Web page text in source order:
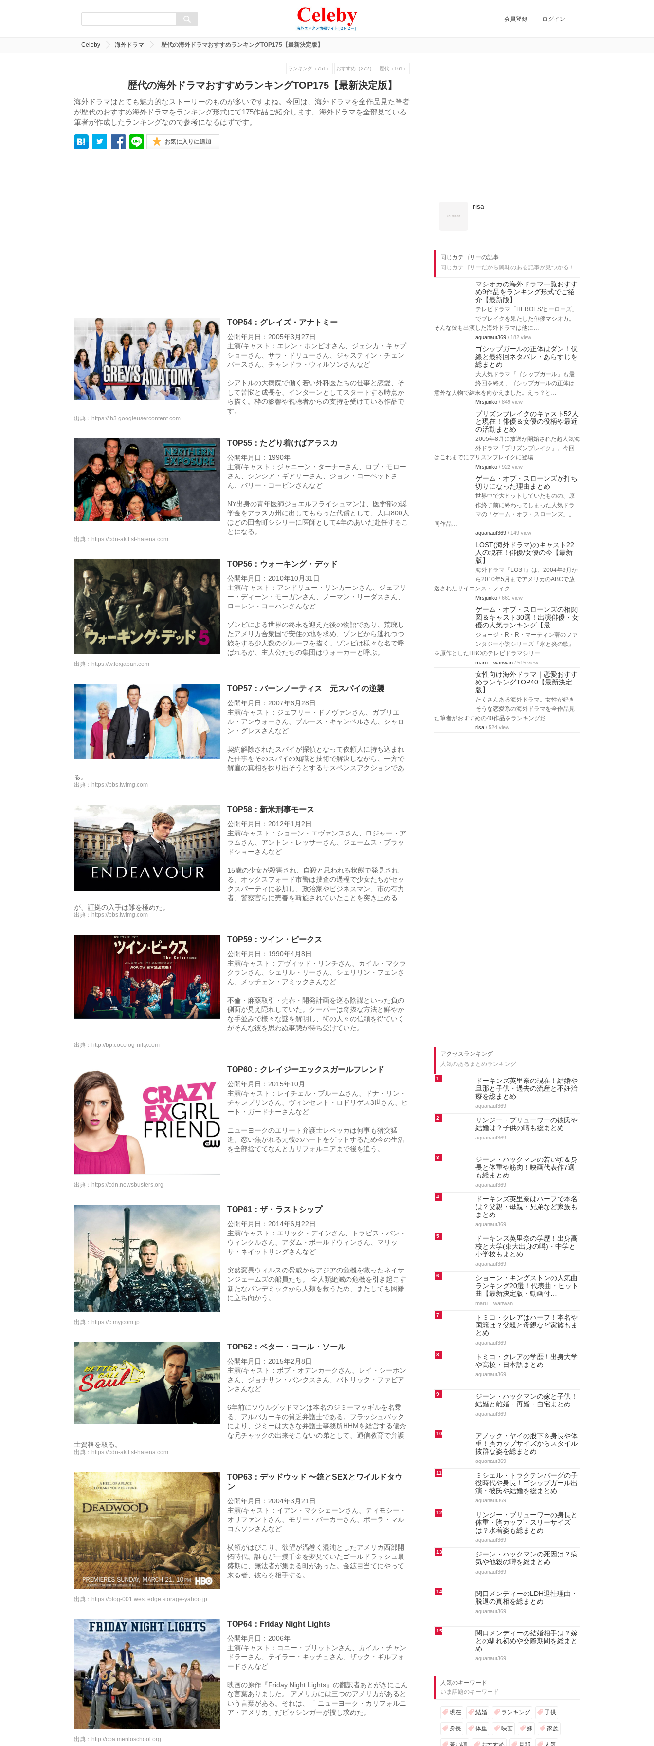
会員登録 ログイン
Celeby 海外ドラマ 歴代の海外ドラマおすすめランキングTOP175【最新決定版】
ランキング（751） おすすめ（272） 歴代（161）
歴代の海外ドラマおすすめランキングTOP175【最新決定版】
海外ドラマはとても魅力的なストーリーのものが多いですよね。今回は、海外ドラマを全作品見た筆者
が歴代のおすすめ海外ドラマをランキング形式にて175作品ご紹介します。海外ドラマを全部見ている
筆者が作成したランキングなので参考になるはずです。
お気に入りに追加
TOP54：グレイズ・アナトミー
公開年月日：2005年3月27日
主演/キャスト：エレン・ポンピオさん、ジェシカ・キャプ
ショーさん、サラ・ドリューさん、ジャスティン・チェン
バースさん、チャンドラ・ウィルソンさんなど
シアトルの大病院で働く若い外科医たちの仕事と恋愛、そ
して苦悩と成長を、インターンとしてスタートする時点か
ら描く。枠の影響や視聴者からの支持を受けている作品で
す。
出典： https://lh3.googleusercontent.com
TOP55：たどり着けばアラスカ
公開年月日：1990年
主演/キャスト：ジャニーン・ターナーさん、ロブ・モロー
さん、シンシア・ギアリーさん、ジョン・コーベットさ
ん、バリー・コービンさんなど
NY出身の青年医師ジョエルフライシュマンは、医学部の奨
学金をアラスカ州に出してもらった代償として、人口800人
ほどの田舎町シシリーに医師として4年のあいだ赴任するこ
とになる。
出典： https://cdn-ak.f.st-hatena.com
TOP56：ウォーキング・デッド
公開年月日：2010年10月31日
主演/キャスト：アンドリュー・リンカーンさん、ジェフリ
ー・ディーン・モーガンさん、ノーマン・リーダスさん、
ローレン・コーハンさんなど
ゾンビによる世界の終末を迎えた後の物語であり、荒廃し
たアメリカ合衆国で安住の地を求め、ゾンビから逃れつつ
旅をする少人数のグループを描く。ゾンビは様々な名で呼
ばれるが、主人公たちの集団はウォーカーと呼ぶ。
出典： https://tv.foxjapan.com
TOP57：バーンノーティス 元スパイの逆襲
公開年月日：2007年6月28日
主演/キャスト：ジェフリー・ドノヴァンさん、ガブリエ
ル・アンウォーさん、ブルース・キャンベルさん、シャロ
ン・グレスさんなど
契約解除されたスパイが探偵となって依頼人に持ち込まれ
た仕事をそのスパイの知識と技術で解決しながら、一方で
解雇の真相を探り出そうとするサスペンスアクションであ
る。
出典： https://pbs.twimg.com
TOP58：新米刑事モース
公開年月日：2012年1月2日
主演/キャスト：ショーン・エヴァンスさん、ロジャー・ア
ラムさん、アントン・レッサーさん、ジェームス・ブラッ
ドショーさんなど
15歳の少女が殺害され、自殺と思われる状態で発見され
る。オックスフォード市警は捜査の過程で少女たちがセッ
クスパーティに参加し、政治家やビジネスマン、市の有力
者、警察官らに売春を斡旋されていたことを突き止める
が、証拠の入手は難を極めた。
出典： https://pbs.twimg.com
TOP59：ツイン・ピークス
公開年月日：1990年4月8日
主演/キャスト：デヴィッド・リンチさん、カイル・マクラ
クランさん、シェリル・リーさん、シェリリン・フェンさ
ん、メッチェン・アミックさんなど
不倫・麻薬取引・売春・開発計画を巡る陰謀といった負の
側面が見え隠れしていた。クーパーは奇抜な方法と鮮やか
な手並みで様々な謎を解明し、街の人々の信頼を得ていく
がそんな彼を思わぬ事態が待ち受けていた。
出典： http://bp.cocolog-nifty.com
TOP60：クレイジーエックスガールフレンド
公開年月日：2015年10月
主演/キャスト：レイチェル・ブルームさん、ドナ・リン・
チャンプリンさん、ヴィンセント・ロドリゲス3世さん、ピ
ート・ガードナーさんなど
ニューヨークのエリート弁護士レベッカは何事も猪突猛
進。恋い焦がれる元彼のハートをゲットするため今の生活
を全部捨ててなんとカリフォルニアまで後を追う。
出典： https://cdn.newsbusters.org
TOP61：ザ・ラストシップ
公開年月日：2014年6月22日
主演/キャスト：エリック・デインさん、トラビス・バン・
ウィンクルさん、アダム・ボールドウィンさん、マリッ
サ・ネイットリングさんなど
突然変異ウィルスの脅威からアジアの危機を救ったネイサ
ンジェームズの船員たち。 全人類絶滅の危機を引き起こす
新たなパンデミックから人類を救うため、またしても困難
に立ち向かう。
出典： https://c.myjcom.jp
TOP62：ベター・コール・ソール
公開年月日：2015年2月8日
主演/キャスト：ボブ・オデンカークさん、レイ・シーホン
さん、ジョナサン・バンクスさん、パトリック・ファビア
ンさんなど
6年前にソウルグッドマンは本名のジミーマッギルを名乗
る、アルバカーキの貧乏弁護士である。フラッシュバック
により、ジミーは大きな弁護士事務所HHMを経営する優秀
な兄チャックの出来そこないの弟として、通信教育で弁護
士資格を取る。
出典： https://cdn-ak.f.st-hatena.com
TOP63：デッドウッド 〜銃とSEXとワイルドタウ
ン
公開年月日：2004年3月21日
主演/キャスト：イアン・マクシェーンさん、ティモシー・
オリファントさん、モリー・パーカーさん、ポーラ・マル
コムソンさんなど
横領がはびこり、欲望が渦巻く混沌としたアメリカ西部開
拓時代。誰もが一攫千金を夢見ていたゴールドラッシュ最
盛期に、無法者が集まる町があった。金鉱目当てにやって
来る者、彼らを相手する。
出典： https://blog-001.west.edge.storage-yahoo.jp
TOP64：Friday Night Lights
公開年月日：2006年
主演/キャスト：コニー・ブリットンさん、カイル・チャン
ドラーさん、テイラー・キッチュさん、ザック・ギルフォ
ードさんなど
映画の原作『Friday Night Lights』の翻訳者あとがきにこん
な言葉ありました。 アメリカには三つのアメリカがあると
いう言葉がある。それは、「 ニューヨーク・カリフォルニ
ア・アメリカ」だビッシンガーが捜し求めた。
出典： http://coa.menloschool.org
risa
同じカテゴリーの記事
同じカテゴリーだから興味のある記事が見つかる！
マシオカの海外ドラマ一覧おすす
め9作品をランキング形式でご紹
介【最新版】
テレビドラマ「HEROES/ヒーローズ」
でブレイクを果たした俳優マシオカ。
そんな彼も出演した海外ドラマは他に…
aquanaut369 / 182 view
ゴシップガールの正体はダン！伏
線と最終回ネタバレ・あらすじを
総まとめ
大人気ドラマ『ゴシップガール』も最
終回を終え、ゴシップガールの正体は
意外な人物で結末を向かえました。えっ？と…
Mrsjunko / 849 view
プリズンブレイクのキャスト52人
と現在！俳優＆女優の役柄や最近
の活動まとめ
2005年8月に放送が開始された超人気海
外ドラマ『プリズンブレイク』。今回
はこれまでにプリズンブレイクに登場…
Mrsjunko / 922 view
ゲーム・オブ・スローンズが打ち
切りになった理由まとめ
世界中で大ヒットしていたものの、原
作終了前に終わってしまった人気ドラ
マの「ゲーム・オブ・スローンズ」。
同作品…
aquanaut369 / 149 view
LOST(海外ドラマ)のキャスト22
人の現在！俳優/女優の今【最新
版】
海外ドラマ『LOST』は、2004年9月か
ら2010年5月までアメリカのABCで放
送されたサイエンス・フィク…
Mrsjunko / 661 view
ゲーム・オブ・スローンズの相関
図＆キャスト30選！出演俳優・女
優の人気ランキング【最…
ジョージ・R・R・マーティン著のファ
ンタジー小説シリーズ『氷と炎の歌』
を原作としたHBOのテレビドラマシリー…
maru._.wanwan / 515 view
女性向け海外ドラマ｜恋愛おすす
めランキングTOP40【最新決定
版】
たくさんある海外ドラマ。女性が好き
そうな恋愛系の海外ドラマを全作品見
た筆者がおすすめの40作品をランキング形…
risa / 524 view
アクセスランキング
人気のあるまとめランキング
1
ドーキンズ英里奈の現在！結婚や
旦那と子供・過去の流産と不妊治
療を総まとめ
aquanaut369
2
リンジー・ブリューワーの彼氏や
結婚は？子供の噂も総まとめ
aquanaut369
3
ジーン・ハックマンの若い頃＆身
長と体重や筋肉！映画代表作7選
も総まとめ
aquanaut369
4
ドーキンズ英里奈はハーフで本名
は？父親・母親・兄弟など家族も
まとめ
aquanaut369
5
ドーキンズ英里奈の学歴！出身高
校と大学(東大出身の噂)・中学と
小学校もまとめ
aquanaut369
6
ショーン・キングストンの人気曲
ランキング20選！代表曲・ヒット
曲【最新決定版・動画付…
maru._.wanwan
7
トミコ・クレアはハーフ！本名や
国籍は？父親と母親など家族もま
とめ
aquanaut369
8
トミコ・クレアの学歴！出身大学
や高校・日本語まとめ
aquanaut369
9
ジーン・ハックマンの嫁と子供！
結婚と離婚・再婚・自宅まとめ
aquanaut369
10
アノック・ヤイの股下＆身長や体
重！胸カップサイズからスタイル
抜群な姿を総まとめ
aquanaut369
11
ミシェル・トラクテンバーグの子
役時代や身長！ゴシップガール出
演・彼氏や結婚を総まとめ
aquanaut369
12
リンジー・ブリューワーの身長と
体重・胸カップ・スリーサイズ
は？水着姿も総まとめ
aquanaut369
13
ジーン・ハックマンの死因は？病
気や他殺の噂を総まとめ
aquanaut369
14
関口メンディーのLDH退社理由・
脱退の真相を総まとめ
aquanaut369
15
関口メンディーの結婚相手は？嫁
との馴れ初めや交際期間を総まと
め
aquanaut369
人気のキーワード
いま話題のキーワード
現在 結婚 ランキング 子供
身長 体重 映画 嫁 家族
若い頃 おすすめ 旦那 人気